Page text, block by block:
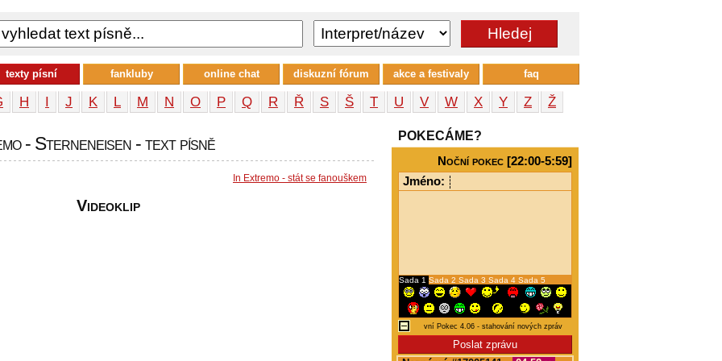
H I J K L M N O P Q R Ř S Š T U V W X Y Z
Ž
- Sterneneisen - text písně
In Extremo - stát se fanouškem
Videoklip
POKECÁME?
Noční pokec [22:00-5:59]
Jméno:
Sada 1 Sada 2 Sada 3 Sada 4 Sada 5
texty písní fankluby online chat diskuzní fórum akce a festivaly faq